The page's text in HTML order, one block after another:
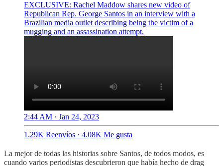
EXCLUSIVE: Rachel Maddow shares new video of
Republican Rep. George Santos in an interview with a
Brazilian media outlet describing being the victim of a
mugging and an assassination attempt.
2:44 AM · Jan 24, 2023
1.29K Reenvíos · 4.08K Me gusta
La mejor de todas las historias sobre Santos, de todos modos, es
cuando varios periodistas descubrieron que había hecho de drag